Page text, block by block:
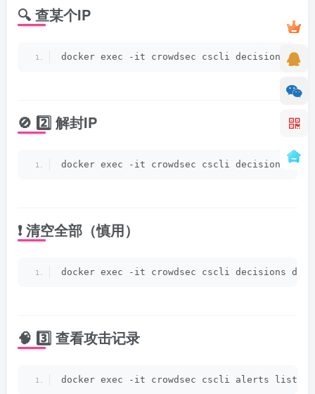
🔍 查某个IP
docker exec -it crowdsec cscli decisions
🚫 2️⃣ 解封IP
docker exec -it crowdsec cscli decisions
❗ 清空全部（慎用）
docker exec -it crowdsec cscli decisions
🧠 3️⃣ 查看攻击记录
docker exec -it crowdsec cscli alerts list